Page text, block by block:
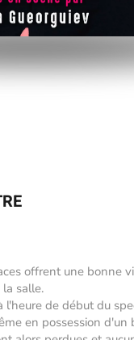
offrent une bonne
salle.
de début du
en possession d'un